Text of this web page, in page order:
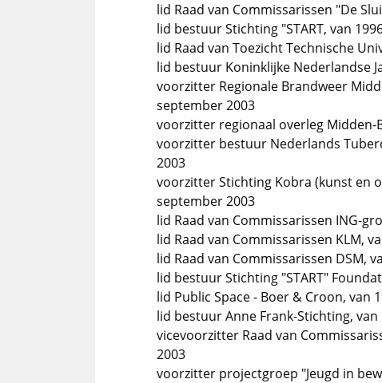
lid Raad van Commissarissen "De
lid bestuur Stichting "START, van
lid Raad van Toezicht Technische
lid bestuur Koninklijke Nederlandse
voorzitter Regionale Brandweer
september 2003
voorzitter regionaal overleg Midden-
voorzitter bestuur Nederlands
2003
voorzitter Stichting Kobra (kunst en
september 2003
lid Raad van Commissarissen ING-
lid Raad van Commissarissen KLM,
lid Raad van Commissarissen DSM,
lid bestuur Stichting "START"
lid Public Space - Boer & Croon, van
lid bestuur Anne Frank-Stichting,
vicevoorzitter Raad van
2003
voorzitter projectgroep "Jeugd in